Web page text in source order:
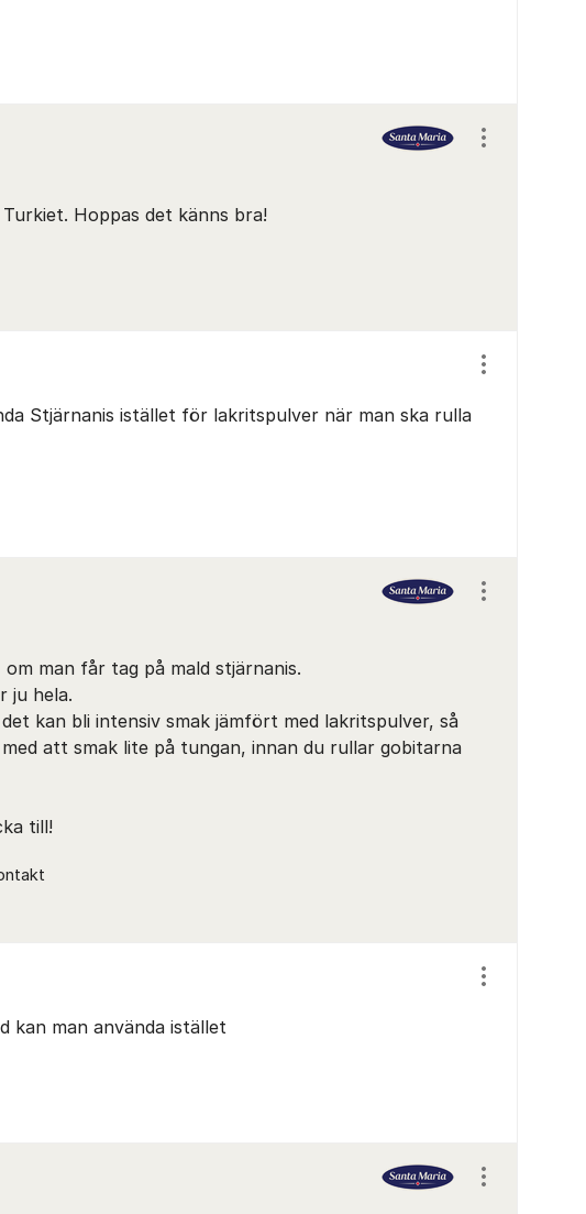
Turkiet. Hoppas det känns bra!
Visa/dölj
Stjärnanis istället för lakritspulver när man ska rulla
Visa/dölj
man får tag på mald stjärnanis.
ju hela.
kan bli intensiv smak jämfört med lakritspulver, så
att smak lite på tungan, innan du rullar gobitarna
till!
Visa/dölj
kan man använda istället
Visa/dölj
Visa/dölj